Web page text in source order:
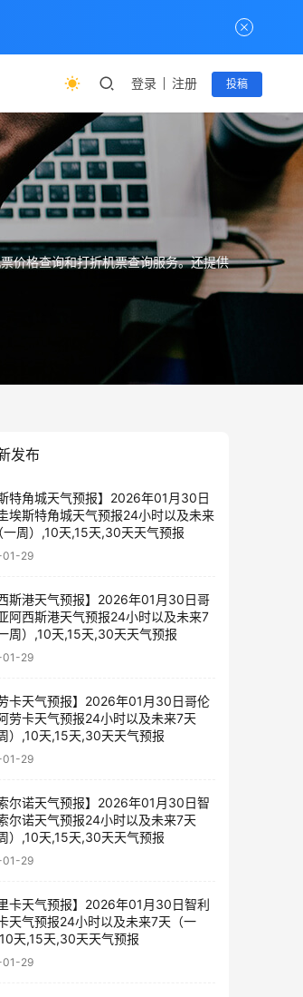
登录 注册 投稿
价格查询和打折机票查询服务。还提供
发布
斯特角城天气预报】2026年01月30日
埃斯特角城天气预报24小时以及未来
一周）,10天,15天,30天天气预报
01-29
西斯港天气预报】2026年01月30日哥
阿西斯港天气预报24小时以及未来7
周）,10天,15天,30天天气预报
01-29
劳卡天气预报】2026年01月30日哥伦
劳卡天气预报24小时以及未来7天
周）,10天,15天,30天天气预报
01-29
索尔诺天气预报】2026年01月30日智
尔诺天气预报24小时以及未来7天
周）,10天,15天,30天天气预报
01-29
里卡天气预报】2026年01月30日智利
天气预报24小时以及未来7天（一
天,15天,30天天气预报
01-29